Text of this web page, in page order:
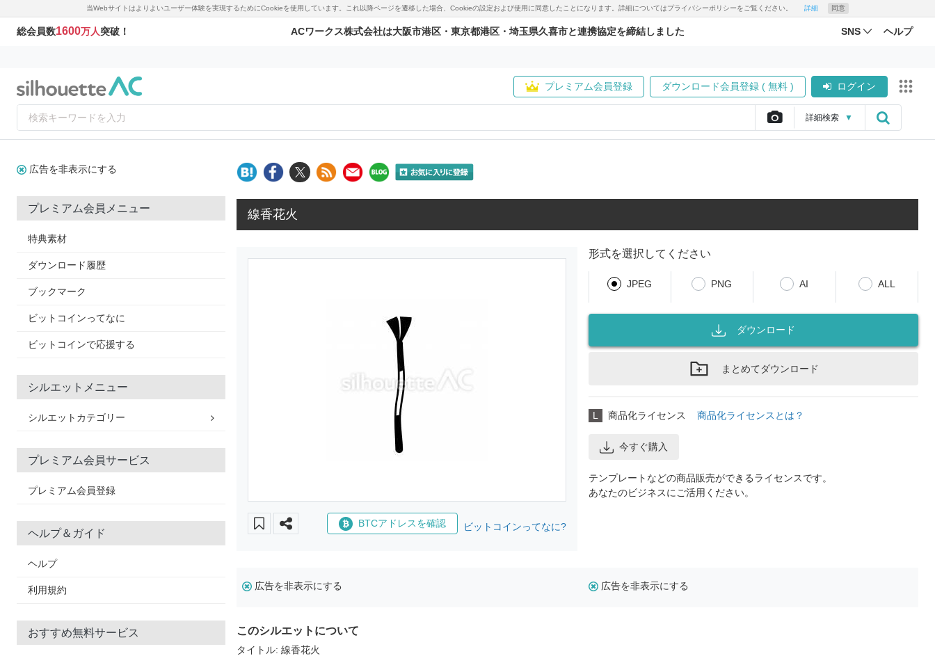
当Webサイトはよりよいユーザー体験を実現するためにCookieを使用しています。これ以降ページを遷移した場合、Cookieの設定および使用に同意したことになります。詳細についてはプライバシーポリシーをご覧ください。 詳細 同意
総会員数1600万人突破！ ACワークス株式会社は大阪市港区・東京都港区・埼玉県久喜市と連携協定を締結しました SNS ヘルプ
プレミアム会員登録 ダウンロード会員登録 ( 無料 ) ログイン
詳細検索 ▼
広告を非表示にする
プレミアム会員メニュー
特典素材
ダウンロード履歴
ブックマーク
ビットコインってなに
ビットコインで応援する
シルエットメニュー
シルエットカテゴリー
プレミアム会員サービス
プレミアム会員登録
ヘルプ＆ガイド
ヘルプ
利用規約
おすすめ無料サービス
線香花火
BTCアドレスを確認 ビットコインってなに?
形式を選択してください
JPEG PNG AI ALL
ダウンロード
まとめてダウンロード
L 商品化ライセンス 商品化ライセンスとは？
今すぐ購入
テンプレートなどの商品販売ができるライセンスです。
あなたのビジネスにご活用ください。
広告を非表示にする 広告を非表示にする
このシルエットについて
タイトル: 線香花火